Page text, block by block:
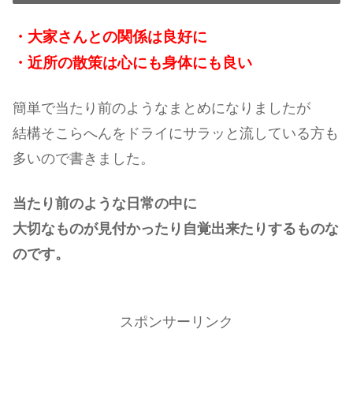
・大家さんとの関係は良好に
・近所の散策は心にも身体にも良い
簡単で当たり前のようなまとめになりましたが
結構そこらへんをドライにサラッと流している方も
多いので書きました。
当たり前のような日常の中に
大切なものが見付かったり自覚出来たりするものな
のです。
スポンサーリンク